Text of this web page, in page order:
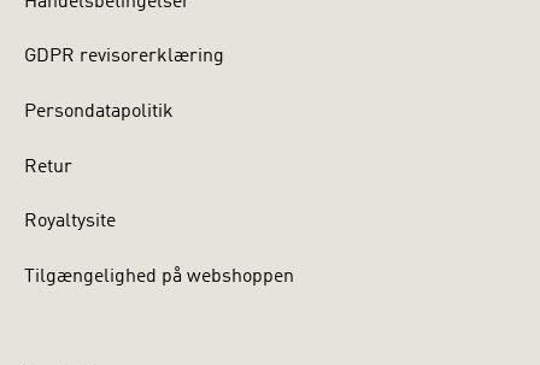
GDPR revisorerklæring
Persondatapolitik
Retur
Royaltysite
Tilgængelighed på webshoppen